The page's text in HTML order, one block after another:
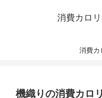
消費カロ
消費カ
機織りの消費カロ